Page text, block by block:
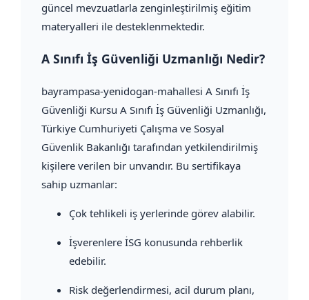
güncel mevzuatlarla zenginleştirilmiş eğitim
materyalleri ile desteklenmektedir.
A Sınıfı İş Güvenliği Uzmanlığı Nedir?
bayrampasa-yenidogan-mahallesi A Sınıfı İş
Güvenliği Kursu A Sınıfı İş Güvenliği Uzmanlığı,
Türkiye Cumhuriyeti Çalışma ve Sosyal
Güvenlik Bakanlığı tarafından yetkilendirilmiş
kişilere verilen bir unvandır. Bu sertifikaya
sahip uzmanlar:
Çok tehlikeli iş yerlerinde görev alabilir.
İşverenlere İSG konusunda rehberlik
edebilir.
Risk değerlendirmesi, acil durum planı,